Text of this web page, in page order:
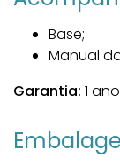
Base;
Manual
Garantia: 1